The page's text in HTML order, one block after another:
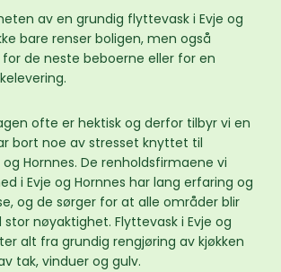
av en grundig flyttevask i Evje og
bare renser boligen, men også
de neste beboerne eller for en
ofte er hektisk og derfor tilbyr vi en
bort noe av stresset knyttet til
Hornnes. De renholdsfirmaene vi
i Evje og Hornnes har lang erfaring og
og de sørger for at alle områder blir
nøyaktighet. Flyttevask i Evje og
alt fra grundig rengjøring av kjøkken
tak, vinduer og gulv.